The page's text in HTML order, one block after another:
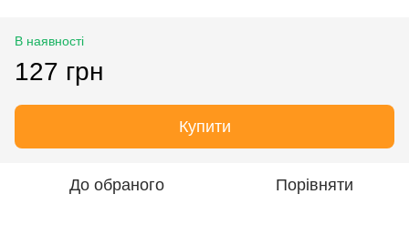
В наявності
127 грн
Купити
До обраного Порівняти